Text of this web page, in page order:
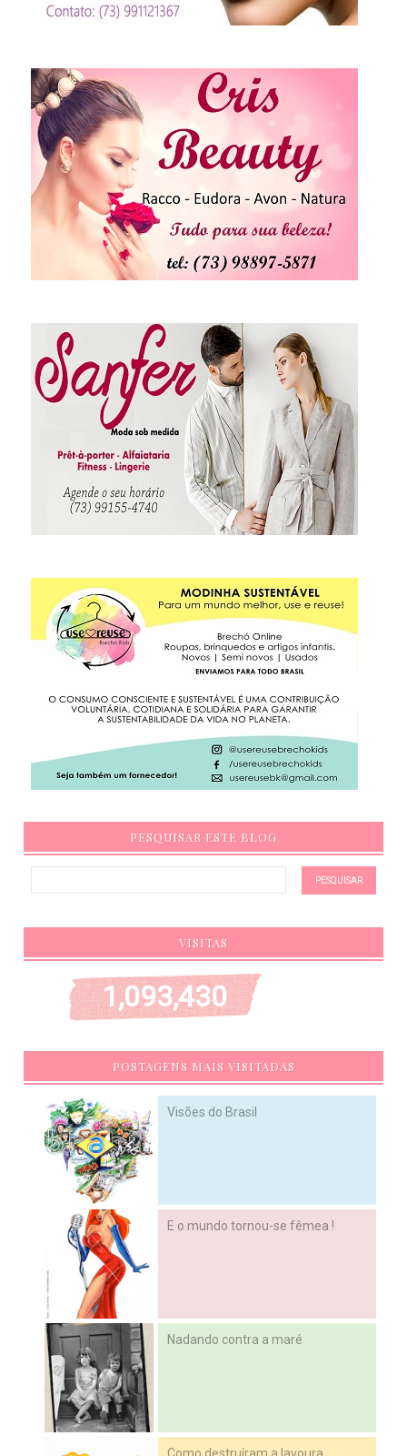
PESQUISAR ESTE BLOG
VISITAS
1,093,430
POSTAGENS MAIS VISITADAS
Visões do Brasil
E o mundo tornou-se fêmea !
Nadando contra a maré
Como destruíram a lavoura